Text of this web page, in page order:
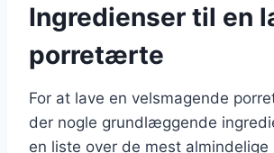
Ingredienser til en
porretærte
For at lave en velsmagende
der nogle grundlæggende
en liste over de mest almindelige